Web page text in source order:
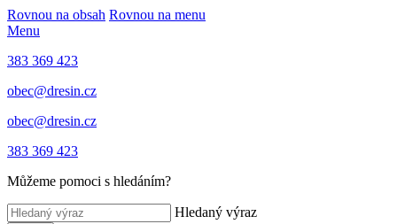
Rovnou na obsah Rovnou na menu
Menu
383 369 423
obec@dresin.cz
obec@dresin.cz
383 369 423
Můžeme pomoci s hledáním?
Hledaný výraz